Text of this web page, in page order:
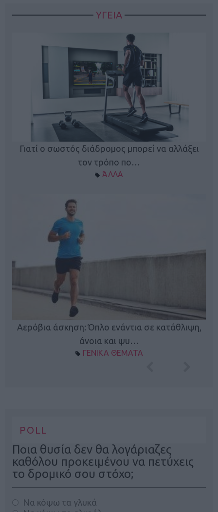
ΥΓΕΙΑ
Γιατί ο σωστός διάδρομος μπορεί να αλλάξει
τον τρόπο πο…
ΆΛΛΑ
Αερόβια άσκηση: Όπλο ενάντια σε κατάθλιψη,
άνοια και ψυ…
ΓΕΝΙΚΑ ΘΕΜΑΤΑ
POLL
Ποια θυσία δεν θα λογάριαζες
καθόλου προκειμένου να πετύχεις
το δρομικό σου στόχο;
Να κόψω τα γλυκά